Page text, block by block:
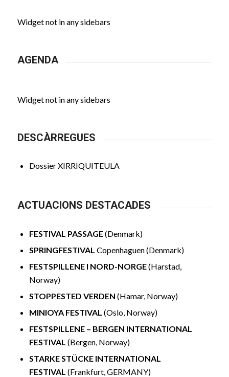
Widget not in any sidebars
AGENDA
Widget not in any sidebars
DESCÀRREGUES
Dossier XIRRIQUITEULA
ACTUACIONS DESTACADES
FESTIVAL PASSAGE(Denmark)
SPRINGFESTIVAL Copenhaguen (Denmark)
FESTSPILLENE I NORD-NORGE(Harstad,
Norway)
STOPPESTED VERDEN (Hamar, Norway)
MINIOYA FESTIVAL (Oslo, Norway)
FESTSPILLENE – BERGEN INTERNATIONAL
FESTIVAL (Bergen, Norway)
STARKE STÜCKE INTERNATIONAL
FESTIVAL (Frankfurt, GERMANY)